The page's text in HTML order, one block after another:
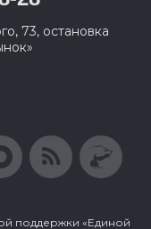
73, остановка
поддержки «Единой